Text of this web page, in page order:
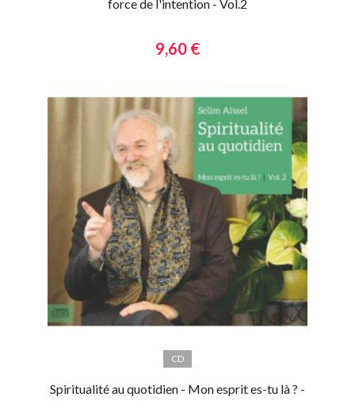
force de l'intention - Vol.2
9,60 €
CD
Spiritualité au quotidien - Mon esprit es-tu là ? -